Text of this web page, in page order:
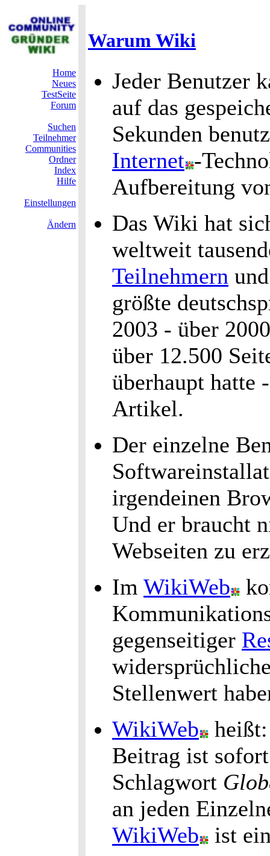
Warum Wiki
Home
Neues
TestSeite
Forum
Suchen
Teilnehmer
Communities
Ordner
Index
Hilfe
Einstellungen
Ändern
Jeder Benutzer
auf das
Sekunden
Internet -
Aufbereitung
Das Wiki hat
weltweit
Teilnehmern
größte
2003 - über
über 12.500
überhaupt hatte
Artikel.
Der einzelne
irgendeinen
Und er braucht
Webseiten zu
Im WikiWeb
gegenseitiger
Stellenwert
WikiWeb
Beitrag ist
Schlagwort
an jeden
WikiWeb
ist